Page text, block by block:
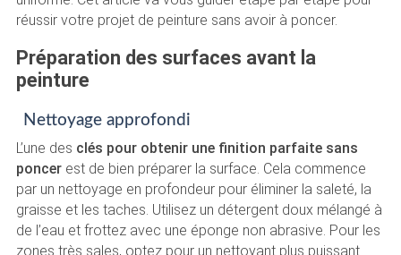
réussir votre projet de peinture sans avoir à poncer.
Préparation des surfaces avant la
peinture
Nettoyage approfondi
L’une des clés pour obtenir une finition parfaite sans
poncer est de bien préparer la surface. Cela commence
par un nettoyage en profondeur pour éliminer la saleté, la
graisse et les taches. Utilisez un détergent doux mélangé à
de l’eau et frottez avec une éponge non abrasive. Pour les
zones très sales, optez pour un nettoyant plus puissant